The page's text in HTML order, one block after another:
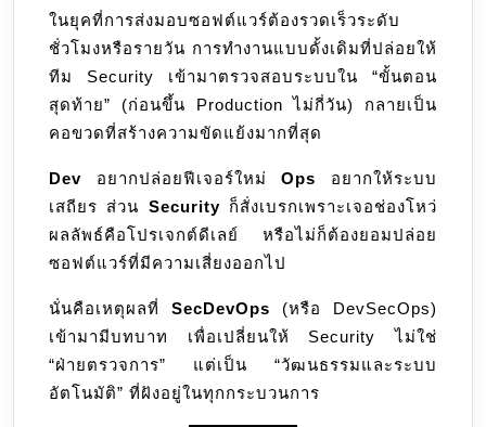
ให้
เป็น
เนื้อ
เดียว
กับ
Code
และ
Operation
ในยุคที่การส่งมอบซอฟต์แวร์ต้องรวดเร็วระดับ
ชั่วโมงหรือรายวัน การทำงานแบบดั้งเดิมที่ปล่อยให้
ทีม Security เข้ามาตรวจสอบระบบใน “ขั้นตอน
สุดท้าย” (ก่อนขึ้น Production ไม่กี่วัน) กลายเป็น
คอขวดที่สร้างความขัดแย้งมากที่สุด
Dev อยากปล่อยฟีเจอร์ใหม่Ops อยากให้ระบบ
เสถียร ส่วน Securityก็สั่งเบรกเพราะเจอช่องโหว่
ผลลัพธ์คือโปรเจกต์ดีเลย์ หรือไม่ก็ต้องยอมปล่อย
ซอฟต์แวร์ที่มีความเสี่ยงออกไป
นั่นคือเหตุผลที่ SecDevOps (หรือ DevSecOps)
เข้ามามีบทบาท เพื่อเปลี่ยนให้ Security ไม่ใช่
“ฝ่ายตรวจการ” แต่เป็น “วัฒนธรรมและระบบ
อัตโนมัติ” ที่ฝังอยู่ในทุกกระบวนการ